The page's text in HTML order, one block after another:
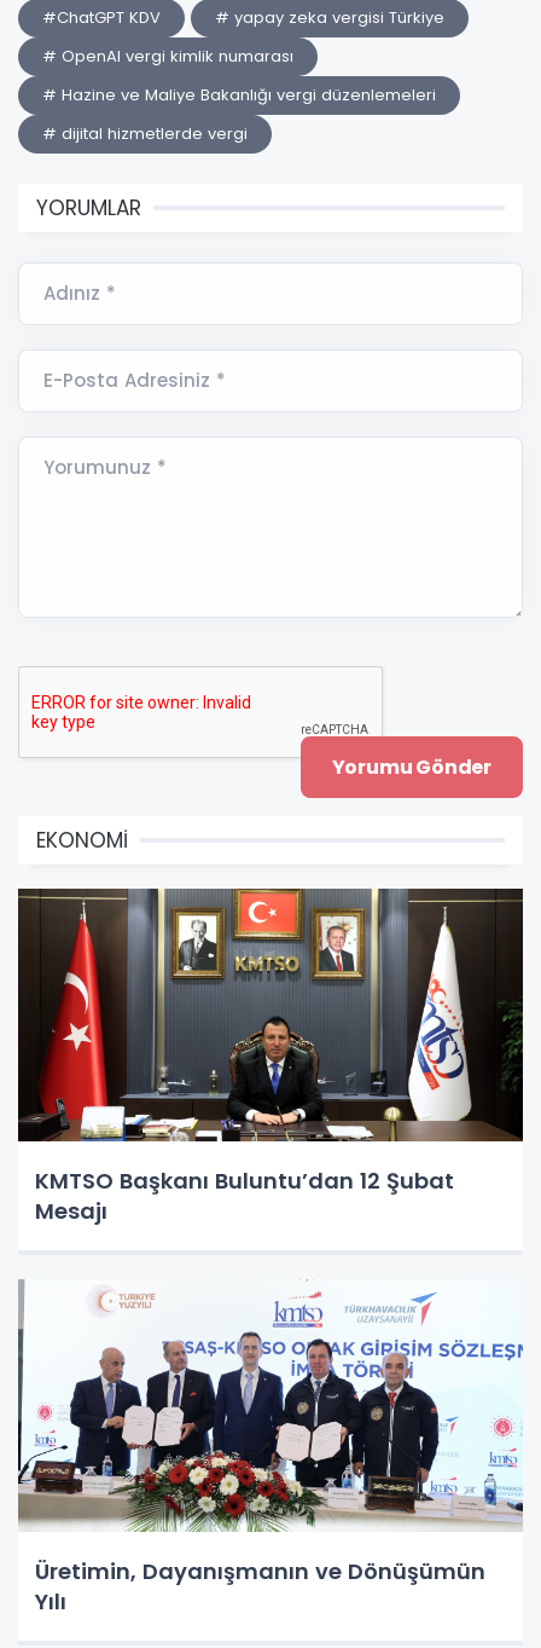
#ChatGPT KDV
# yapay zeka vergisi Türkiye
# OpenAI vergi kimlik numarası
# Hazine ve Maliye Bakanlığı vergi düzenlemeleri
# dijital hizmetlerde vergi
YORUMLAR
Adınız *
E-Posta Adresiniz *
Yorumunuz *
EKONOMİ
KMTSO Başkanı Buluntu’dan 12 Şubat
Mesajı
Üretimin, Dayanışmanın ve Dönüşümün
Yılı